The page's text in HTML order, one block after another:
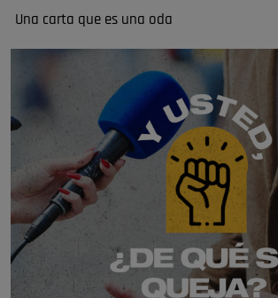
Una carta que es una oda